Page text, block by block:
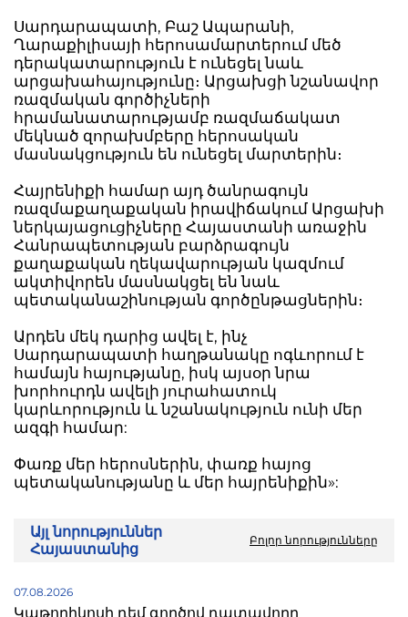
Սարդարապատի, Բաշ Ապարանի,
Ղարաքիլիսայի հերոսամարտերում մեծ
դերակատարություն է ունեցել նաև
արցախահայությունը։ Արցախցի նշանավոր
ռազմական գործիչների
հրամանատարությամբ ռազմաճակատ
մեկնած զորախմբերը հերոսական
մասնակցություն են ունեցել մարտերին։
Հայրենիքի համար այդ ծանրագույն
ռազմաքաղաքական իրավիճակում Արցախի
ներկայացուցիչները Հայաստանի առաջին
Հանրապետության բարձրագույն
քաղաքական ղեկավարության կազմում
ակտիվորեն մասնակցել են նաև
պետականաշինության գործընթացներին։
Արդեն մեկ դարից ավել է, ինչ
Սարդարապատի հաղթանակը ոգևորում է
համայն հայությանը, իսկ այսօր նրա
խորհուրդն ավելի յուրահատուկ
կարևորություն և նշանակություն ունի մեր
ազգի համար:
Փառք մեր հերոսներին, փառք հայոց
պետականությանը և մեր հայրենիքին»:
Այլ նորություններ
Հայաստանից
Բոլոր նորությունները
07.08.2026
Կաթողիկոսի դեմ գործով դատավորը